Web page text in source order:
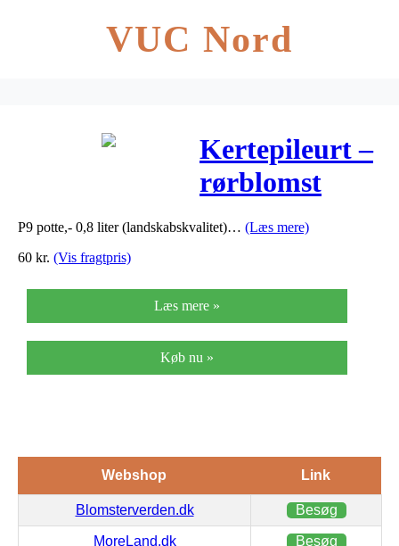
VUC Nord
Kertepileurt –
rørblomst
Alba –
amplexicaulis…
P9 potte,- 0,8 liter (landskabskvalitet)… (Læs mere)
60 kr. (Vis fragtpris)
Læs mere »
Køb nu »
Webshop Link
Blomsterverden.dk Besøg
MoreLand.dk Besøg